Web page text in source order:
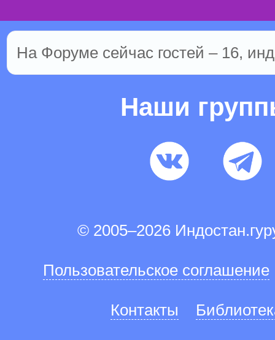
На Форуме сейчас гостей – 16,
Наши
© 2005–2026
Пользовательское соглашение
Контакты